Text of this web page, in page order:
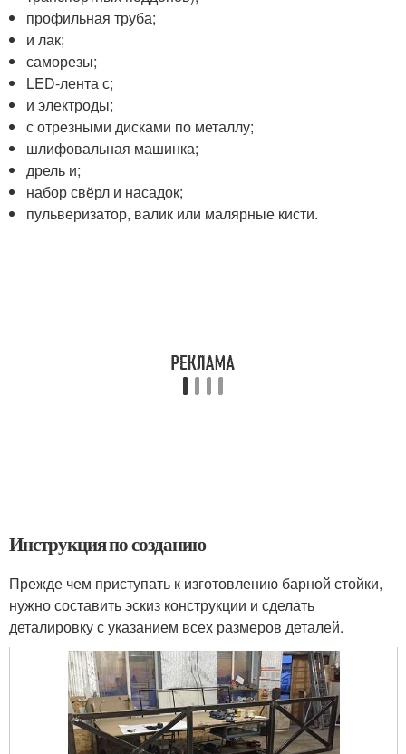
профильная труба;
и лак;
саморезы;
LED-лента с;
и электроды;
с отрезными дисками по металлу;
шлифовальная машинка;
дрель и;
набор свёрл и насадок;
пульверизатор, валик или малярные кисти.
Инструкция по созданию
Прежде чем приступать к изготовлению барной стойки,
нужно составить эскиз конструкции и сделать
деталировку с указанием всех размеров деталей.